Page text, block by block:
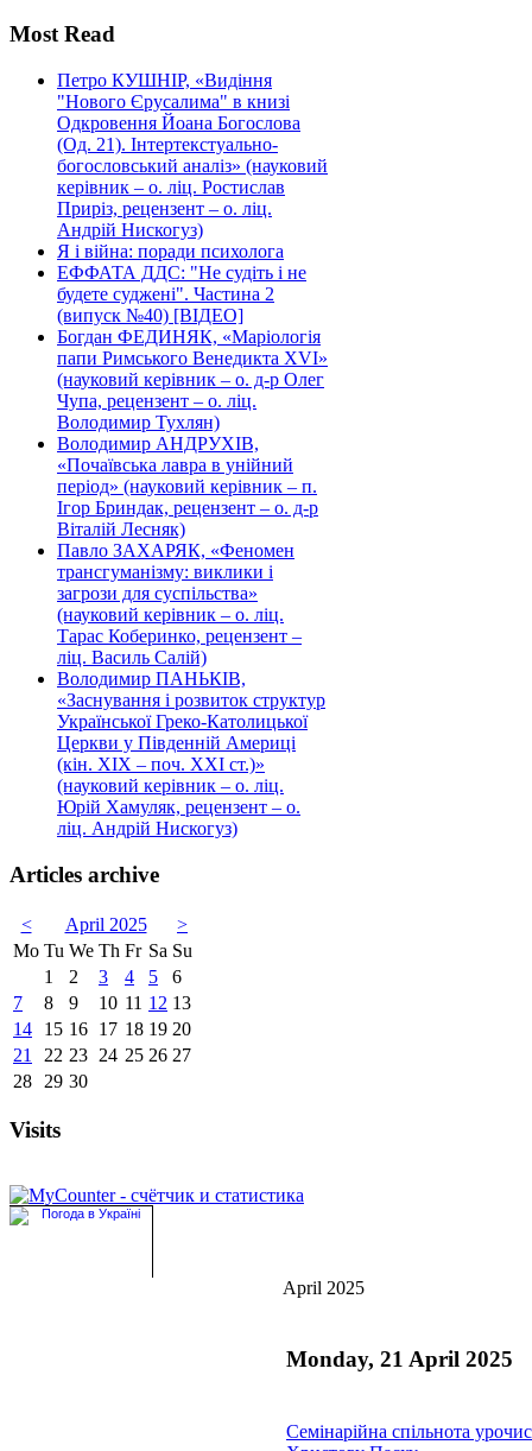
Most Read
Петро КУШНІР, «Видіння
"Нового Єрусалима" в книзі
Одкровення Йоана Богослова
(Од. 21). Інтертекстуально-
богословський аналіз» (науковий
керівник – о. ліц. Ростислав
Приріз, рецензент – о. ліц.
Андрій Нискогуз)
Я і війна: поради психолога
ЕФФАТА ДДС: "Не судіть і не
будете суджені". Частина 2
(випуск №40) [ВІДЕО]
Богдан ФЕДИНЯК, «Маріологія
папи Римського Венедикта XVI»
(науковий керівник – о. д-р Олег
Чупа, рецензент – о. ліц.
Володимир Тухлян)
Володимир АНДРУХІВ,
«Почаївська лавра в унійний
період» (науковий керівник – п.
Ігор Бриндак, рецензент – о. д-р
Віталій Лесняк)
Павло ЗАХАРЯК, «Феномен
трансгуманізму: виклики і
загрози для суспільства»
(науковий керівник – о. ліц.
Тарас Коберинко, рецензент –
ліц. Василь Салій)
Володимир ПАНЬКІВ,
«Заснування і розвиток структур
Української Греко-Католицької
Церкви у Південній Америці
(кін. ХІХ – поч. ХХІ ст.)»
(науковий керівник – о. ліц.
Юрій Хамуляк, рецензент – о.
ліц. Андрій Нискогуз)
Articles archive
< April 2025
>
Mo Tu We Th Fr Sa Su
1
2 3 4 5
6
7
8 9 10 11 12 13
14
15 16 17 18 19 20
21
22 23 24 25 26 27
28
29 30
Visits
April 2025
Monday, 21 April 2025
Семінарійна спільнота